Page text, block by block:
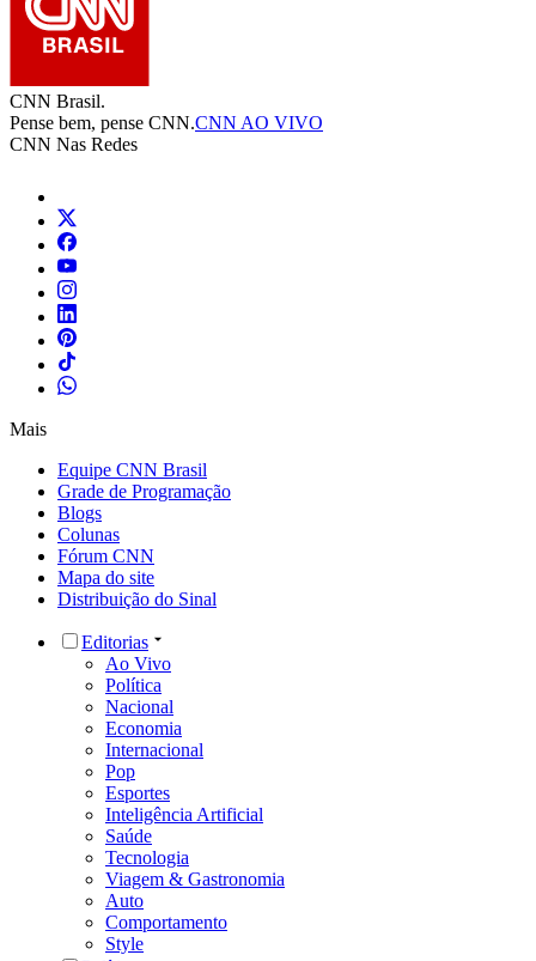
CNN Brasil.
Pense bem, pense CNN.CNN AO VIVO
CNN Nas Redes
Mais
Equipe CNN Brasil
Grade de Programação
Blogs
Colunas
Fórum CNN
Mapa do site
Distribuição do Sinal
Editorias
Ao Vivo
Política
Nacional
Economia
Internacional
Pop
Esportes
Inteligência Artificial
Saúde
Tecnologia
Viagem & Gastronomia
Auto
Comportamento
Style